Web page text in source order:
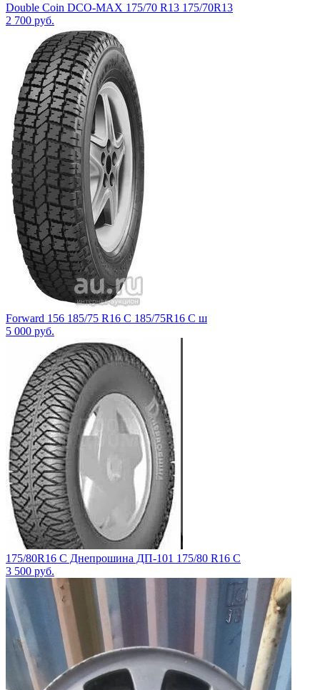
Double Coin DCO-MAX 175/70 R13 175/70R13
2 700 руб.
Forward 156 185/75 R16 C 185/75R16 C ш
5 000 руб.
175/80R16 C Днепрошина ДП-101 175/80 R16 C
3 500 руб.